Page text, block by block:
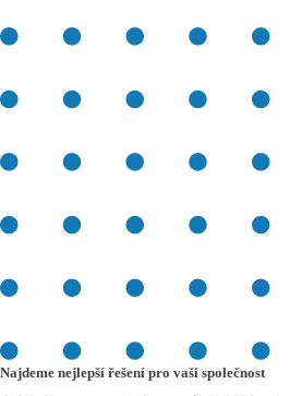
Najdeme nejlepší řešení pro vaši společnost